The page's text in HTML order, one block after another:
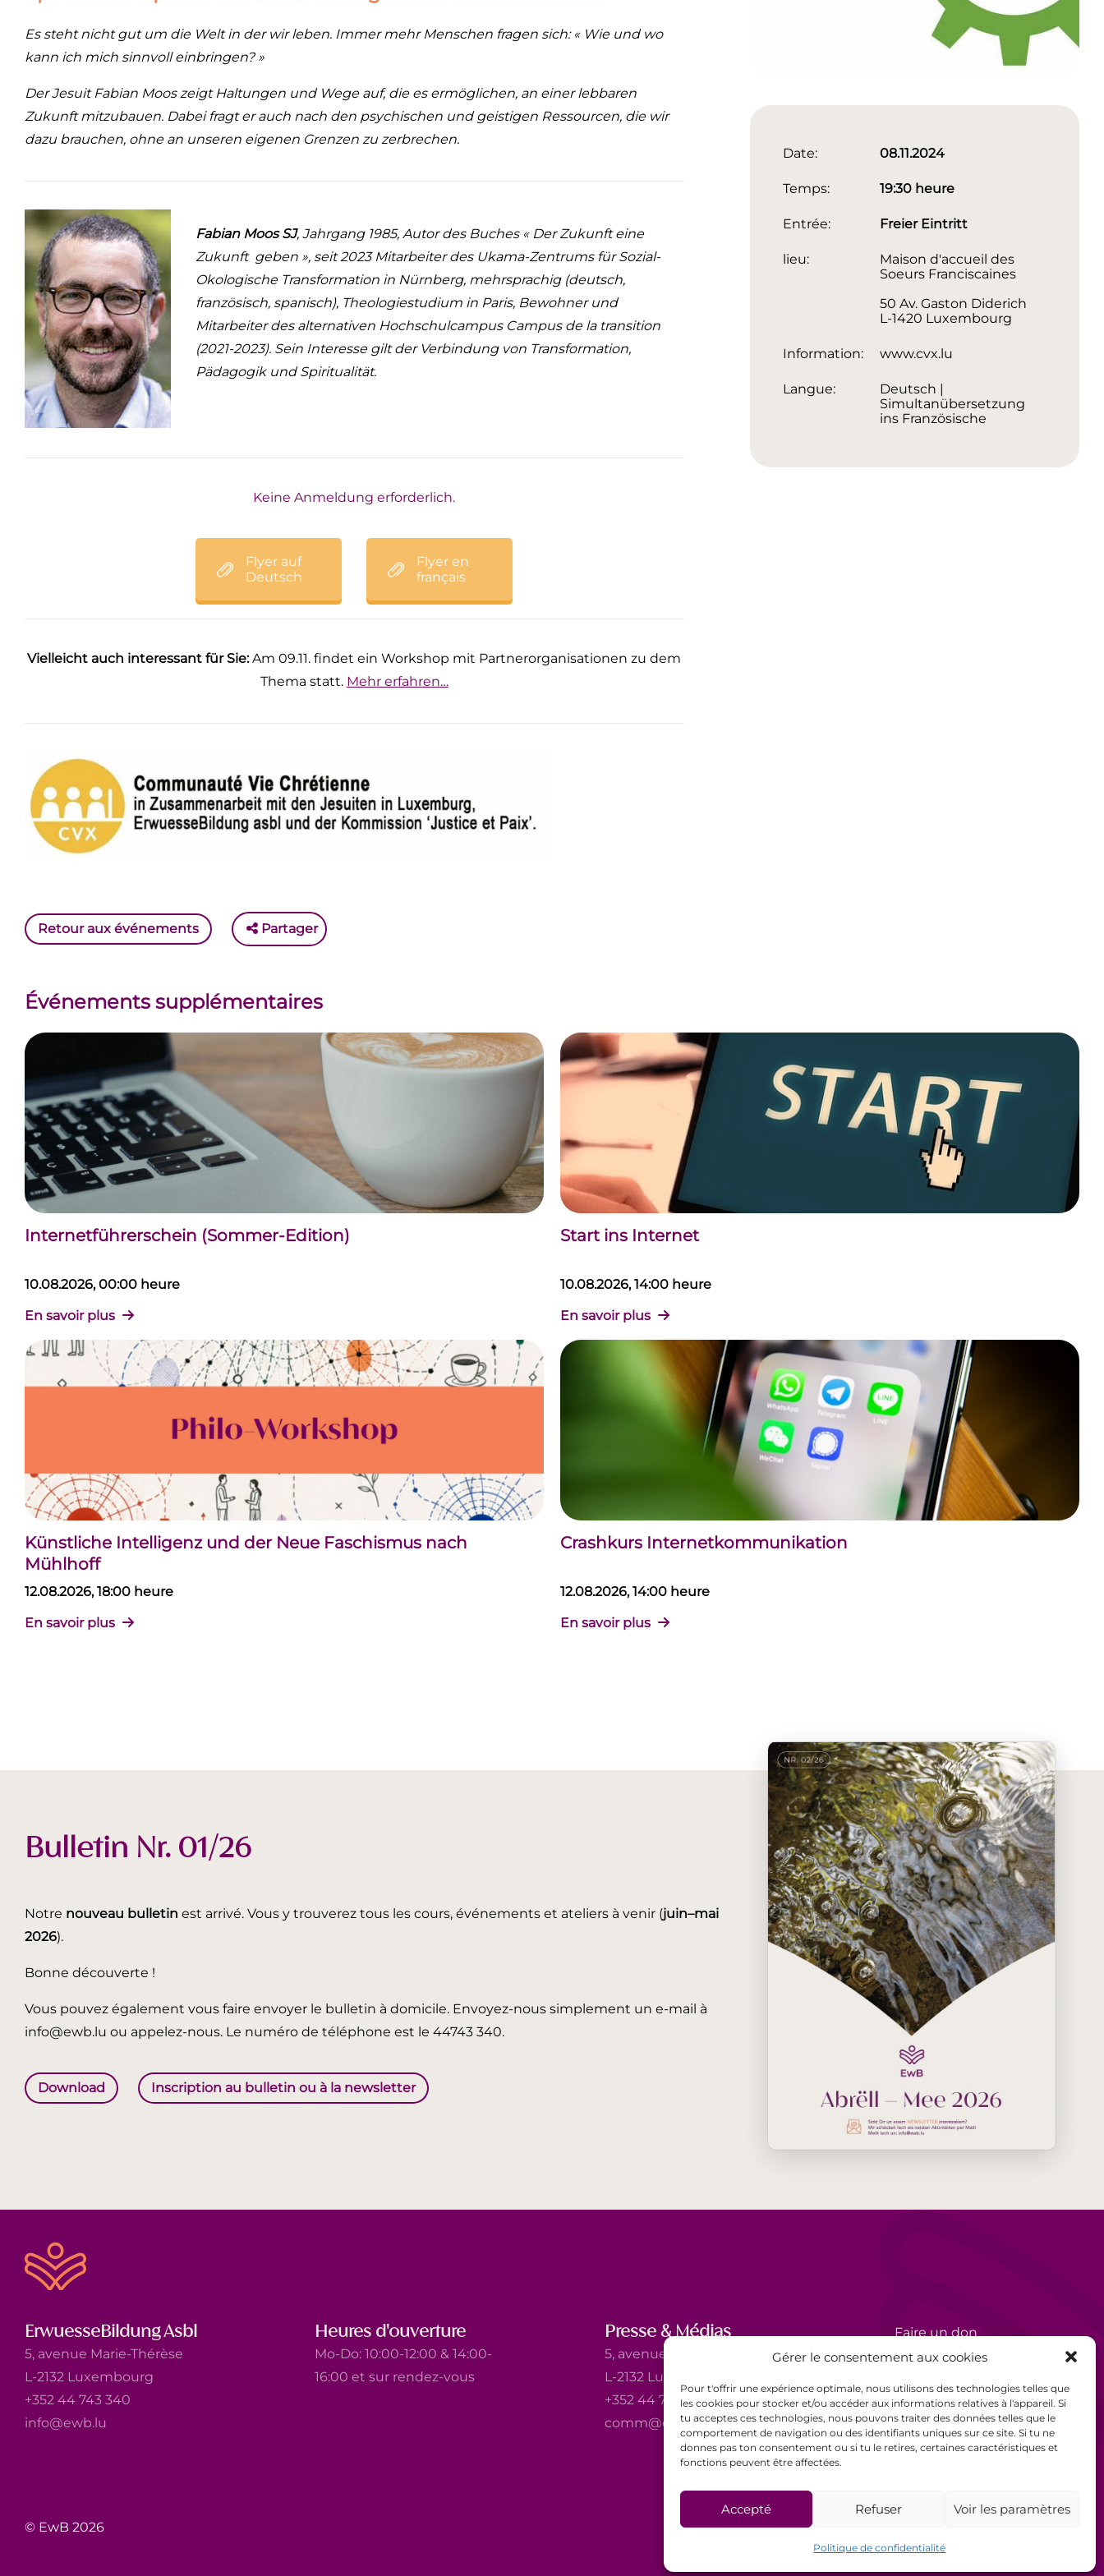
Gérer le consentement aux cookies
Pour t'offrir une expérience optimale, nous utilisons des technologies telles que
les cookies pour stocker et/ou accéder aux informations relatives à l'appareil. Si
tu acceptes ces technologies, nous pouvons traiter des données telles que le
comportement de navigation ou des identifiants uniques sur ce site. Si tu ne
donnes pas ton consentement ou si tu le retires, certaines caractéristiques et
fonctions peuvent être affectées.
Accepté Refuser Voir les paramètres
Politique de confidentialité
Es steht nicht gut um die Welt in der wir leben. Immer mehr Menschen fragen sich: « Wie und wo
kann ich mich sinnvoll einbringen? »
Der Jesuit Fabian Moos zeigt Haltungen und Wege auf, die es ermöglichen, an einerlebbaren
Zukunft mitzubauen. Dabei fragt er auch nach den psychischen und geistigen Ressourcen, die wir
dazu brauchen, ohne an unseren eigenen Grenzen zu zerbrechen.
Fabian Moos SJ, Jahrgang 1985, Autor des Buches « DerZukunft eine
Zukunft geben », seit 2023 Mitarbeiter des Ukama-Zentrums fürSozial-
Okologische Transformation in Nürnberg, mehrsprachig (deutsch,
französisch, spanisch), Theologiestudium in Paris, Bewohner und
Mitarbeiter des alternativen Hochschulcampus Campus de la transition
(2021-2023). Sein Interesse gilt der Verbindung von Transformation,
Pädagogik und Spiritualität.
Keine Anmeldung erforderlich.
Flyer auf
Deutsch
Flyer en
français
Vielleicht auch interessant für Sie:Am 09.11. findet ein Workshop mit Partnerorganisationen zu dem
Thema statt. Mehr erfahren…
Retour aux événements Partager
Date: 08.11.2024
Temps: 19:30 heure
Entrée: Freier Eintritt
lieu:
Maison d'accueil des
Soeurs Franciscaines
50 Av. Gaston Diderich
L-1420 Luxembourg
Information: www.cvx.lu
Langue:
Deutsch |
Simultanübersetzung
ins Französische
Événements supplémentaires
Internetführerschein (Sommer-Edition)
10.08.2026, 00:00 heure
En savoir plus
Start ins Internet
10.08.2026, 14:00 heure
En savoir plus
Künstliche Intelligenz und der Neue Faschismus nach
Mühlhoff
12.08.2026, 18:00 heure
En savoir plus
Crashkurs Internetkommunikation
12.08.2026, 14:00 heure
En savoir plus
Bulletin Nr. 01/26
Notre nouveau bulletin est arrivé. Vous y trouverez tous les cours, événements et ateliers à venir (juin–mai
2026).
Bonne découverte !
Vous pouvez également vous faire envoyer le bulletin à domicile. Envoyez-nous simplement un e-mail à
info@ewb.lu ou appelez-nous. Le numéro de téléphone est le 44743 340.
Download Inscription au bulletin ou à la newsletter
ErwuesseBildung Asbl
5, avenue Marie-Thérèse
L-2132 Luxembourg
+352 44 743 340
info@ewb.lu
Heures d'ouverture
Mo-Do: 10:00-12:00 & 14:00-
16:00 et sur rendez-vous
Presse & Médias
5, avenue Marie-Thérèse
L-2132 Luxembourg
+352 44 743 340
comm@ewb.lu
Faire un don
Bénévolat
Mentions légales
Conditions générales de
© EwB 2026